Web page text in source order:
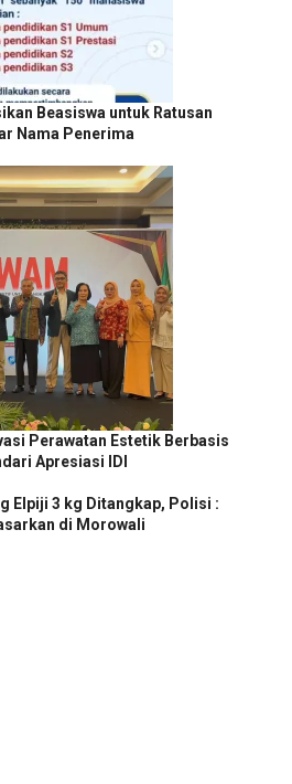
Beasiswa untuk Ratusan
Nama Penerima
Perawatan Estetik Berbasis
Apresiasi IDI
Elpiji 3 kg Ditangkap, Polisi :
di Morowali